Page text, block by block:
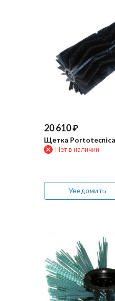
20 610₽
Щетка Portotecnica
Нет в наличии
Уведомить